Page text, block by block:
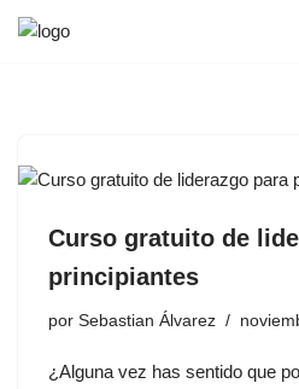
Curso gratuito de
principiantes
por Sebastian Álvarez
¿Alguna vez has sentido que